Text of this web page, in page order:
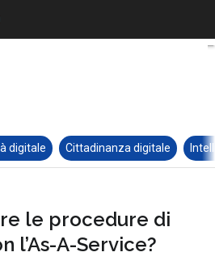
digitale Cittadinanza digitale
le procedure di
l’As-A-Service?